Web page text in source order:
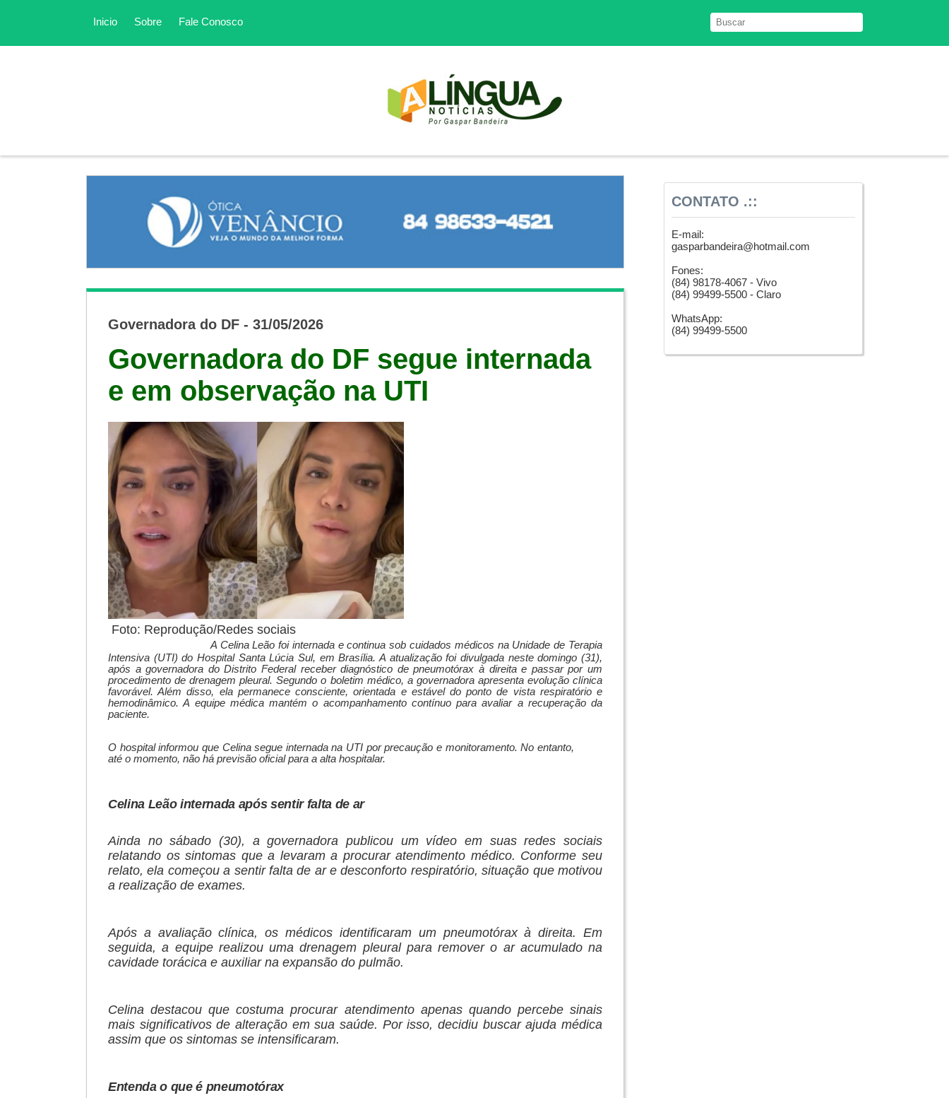
Inicio Sobre Fale Conosco
Governadora do DF - 31/05/2026
Governadora do DF segue internada
e em observação na UTI
Foto: Reprodução/Redes sociais
A Celina Leão foi internada e continua sob cuidados médicos na Unidade de Terapia
Intensiva (UTI) do Hospital Santa Lúcia Sul, em Brasília. A atualização foi divulgada neste domingo (31),
após a governadora do Distrito Federal receber diagnóstico de pneumotórax à direita e passar por um
procedimento de drenagem pleural. Segundo o boletim médico, a governadora apresenta evolução clínica
favorável. Além disso, ela permanece consciente, orientada e estável do ponto de vista respiratório e
hemodinâmico. A equipe médica mantém o acompanhamento contínuo para avaliar a recuperação da
paciente.
O hospital informou que Celina segue internada na UTI por precaução e monitoramento. No entanto,
até o momento, não há previsão oficial para a alta hospitalar.
Celina Leão internada após sentir falta de ar
Ainda no sábado (30), a governadora publicou um vídeo em suas redes sociais
relatando os sintomas que a levaram a procurar atendimento médico. Conforme seu
relato, ela começou a sentir falta de ar e desconforto respiratório, situação que motivou
a realização de exames.
Após a avaliação clínica, os médicos identificaram um pneumotórax à direita. Em
seguida, a equipe realizou uma drenagem pleural para remover o ar acumulado na
cavidade torácica e auxiliar na expansão do pulmão.
Celina destacou que costuma procurar atendimento apenas quando percebe sinais
mais significativos de alteração em sua saúde. Por isso, decidiu buscar ajuda médica
assim que os sintomas se intensificaram.
Entenda o que é pneumotórax
CONTATO .::
E-mail:
gasparbandeira@hotmail.com
Fones:
(84) 98178-4067 - Vivo
(84) 99499-5500 - Claro
WhatsApp:
(84) 99499-5500